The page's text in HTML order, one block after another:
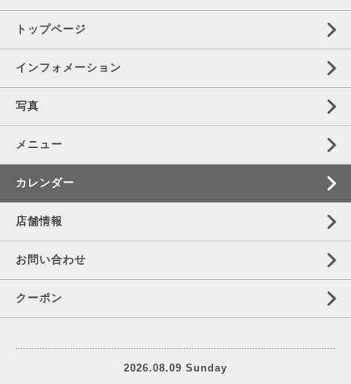
トップページ
インフォメーション
写真
メニュー
カレンダー
店舗情報
お問い合わせ
クーポン
2026.08.09 Sunday